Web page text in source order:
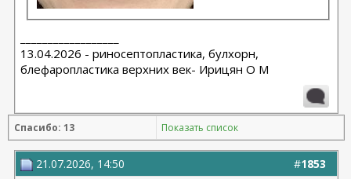
13.04.2026 - риносептопластика, булхорн,
блефаропластика верхних век- Ирицян О М
Спасибо: 13 Показать список
#1853
21.07.2026, 14:50